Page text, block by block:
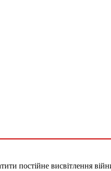
постійне висвітлення